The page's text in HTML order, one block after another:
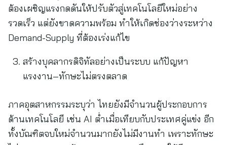
ต้องเผชิญแรงกดดันให้ปรับตัวสู่เทคโนโลยีใหม่อย่าง
รวดเร็ว แต่ยังขาดความพร้อม ทำให้เกิดช่องว่างระหว่าง
Demand-Supply ที่ต้องเร่งแก้ไข
สร้างบุคลากรดิจิทัลอย่างเป็นระบบ แก้ปัญหา
แรงงาน–ทักษะไม่ตรงตลาด
ภาคอุตสาหกรรมระบุว่า ไทยยังมีจำนวนผู้ประกอบการ
ด้านเทคโนโลยี เช่น AI ต่ำเมื่อเทียบกับประเทศคู่แข่ง อีก
ทั้งบัณฑิตจบใหม่จำนวนมากยังไม่มีงานทำ เพราะทักษะ